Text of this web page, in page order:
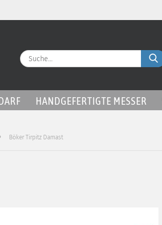
HANDGEFERTIGTE MESSER
Böker Tirpitz Damast